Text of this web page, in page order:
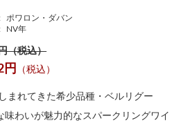
ポワロン・ダバン
NV年
（税込）
円 （税込）
まれてきた希少品種・ベルリグー
わいが魅力的なスパークリングワイ